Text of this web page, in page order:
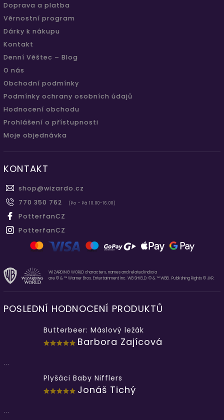
Doprava a platba
Věrnostní program
Dárky k nákupu
Kontakt
Denní Věštec – Blog
O nás
Obchodní podmínky
Podmínky ochrany osobních údajů
Hodnocení obchodu
Prohlášení o přístupnosti
Moje objednávka
KONTAKT
shop@wizardo.cz
770 350 762
(Po - Pá 10.00-16.00)
PotterfanCZ
PotterfanCZ
WIZARDING WORLD characters, names and related indicia
are © & ™ Warner Bros. Entertainment Inc. WB SHIELD: © & ™ WBEI. Publishing Rights © JKR.
POSLEDNÍ HODNOCENÍ PRODUKTŮ
Butterbeer: Máslový ležák
Barbora Zajícová
...
Plyšáci Baby Nifflers
Jonáš Tichý
...